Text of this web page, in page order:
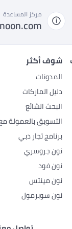
مركز المساعدة
شوف أكثر
المدونات
دليل الماركات
البحث الشائع
التسويق بالعمولة
برنامج تجار دبي
نون جروسري
نون فود
نون مينتس
نون سوبرمول